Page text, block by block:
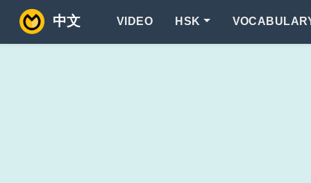
中文 VIDEO HSK